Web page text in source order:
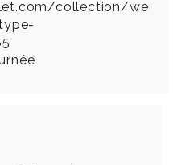
collection/we